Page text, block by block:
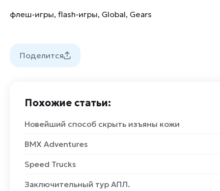
флеш-игры, flash-игры, Global, Gears
Поделится
Похожие статьи:
Новейший способ скрыть изъяны кожи
BMX Adventures
Speed Trucks
Заключительный тур АПЛ.